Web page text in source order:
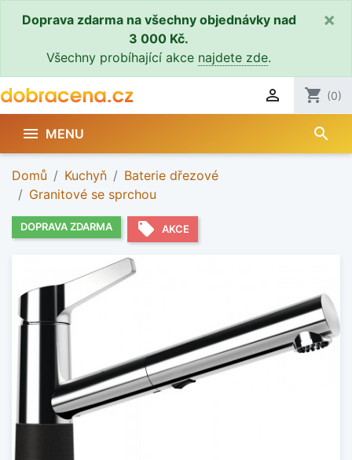
Doprava zdarma na všechny objednávky nad
3 000 Kč.
Všechny probíhající akce najdete zde.
×
 shopping_cart (0)
 MENU search
Domů Kuchyň
Baterie dřezové
Granitové se sprchou
DOPRAVA ZDARMA local_offer AKCE